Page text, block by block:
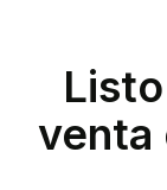
venta